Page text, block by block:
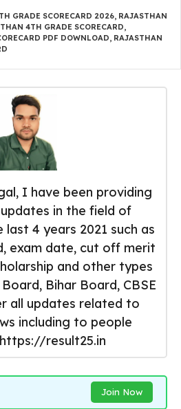
GRADE SCORECARD 2026 RAJASTHAN
4TH GRADE SCORECARD
PDF DOWNLOAD RAJASTHAN
I have been providing
in the field of
4 years 2021 such as
exam date, cut off merit
and other types
Bihar Board, CBSE
all updates related to
including to people
result25.in
Join Now